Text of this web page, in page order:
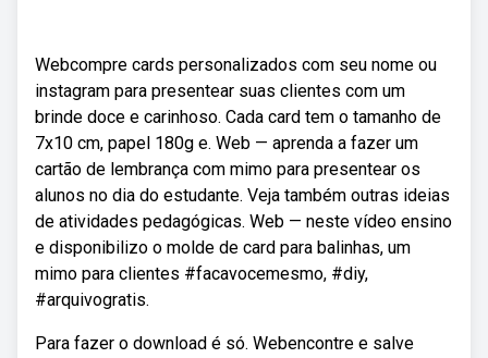
Webcompre cards personalizados com seu nome ou
instagram para presentear suas clientes com um
brinde doce e carinhoso. Cada card tem o tamanho de
7x10 cm, papel 180g e. Web — aprenda a fazer um
cartão de lembrança com mimo para presentear os
alunos no dia do estudante. Veja também outras ideias
de atividades pedagógicas. Web — neste vídeo ensino
e disponibilizo o molde de card para balinhas, um
mimo para clientes #facavocemesmo, #diy,
#arquivogratis.
Para fazer o download é só. Webencontre e salve